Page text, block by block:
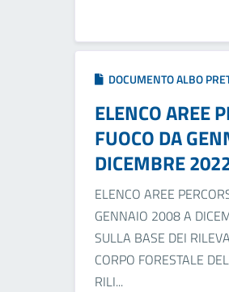
DOCUMENTO ALBO
ELENCO AREE
FUOCO DA
DICEMBRE
ELENCO AREE
GENNAIO 2008 A
SULLA BASE DEI
CORPO FORESTALE
RILI...